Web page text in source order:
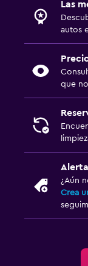
Las
autos
que
¿Aún
Crea